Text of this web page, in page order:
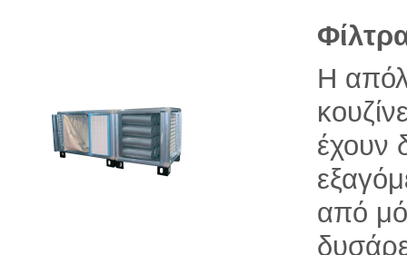
Η
έχουν
από